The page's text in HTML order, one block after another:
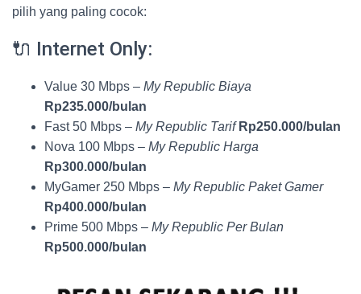
pilih yang paling cocok:
🔌 Internet Only:
Value 30 Mbps – My Republic Biaya
Rp235.000/bulan
Fast 50 Mbps – My Republic Tarif Rp250.000/bulan
Nova 100 Mbps – My Republic Harga
Rp300.000/bulan
MyGamer 250 Mbps – My Republic Paket Gamer
Rp400.000/bulan
Prime 500 Mbps – My Republic Per Bulan
Rp500.000/bulan